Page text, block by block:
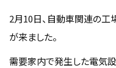
2月10日、自動車関連の
が来ました。
需要家内で発生した電気